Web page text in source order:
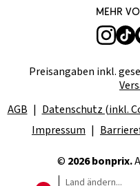
Mehr
Preisangaben inkl.
AGB
Datenschutz (inkl.
Impressum
© 2026 bonprix.
Land ändern...